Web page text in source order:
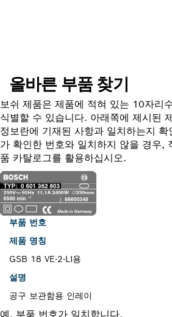
올바른 부품 찾기
보쉬 제품은 제품에 적혀 있는 10자리
식별할 수 있습니다. 아래쪽에 제시된
정보란에 기재된 사항과 일치하는지
가 확인한 번호와 일치하지 않을 경우,
품 카탈로그를 활용하십시오.
부품 번호
제품 명칭
GSB 18 VE-2-LI용
설명
공구 보관함용 인레이
예, 부품 번호가 일치합니다.